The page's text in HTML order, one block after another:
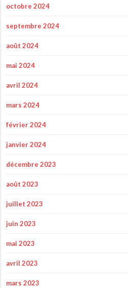
octobre 2024
septembre 2024
août 2024
mai 2024
avril 2024
mars 2024
février 2024
janvier 2024
décembre 2023
août 2023
juillet 2023
juin 2023
mai 2023
avril 2023
mars 2023